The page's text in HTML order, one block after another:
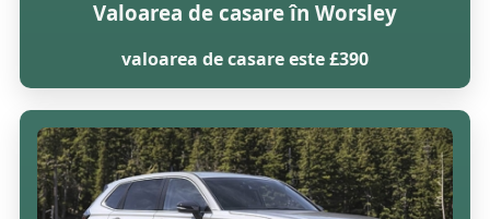
Valoarea de casare în Worsley
valoarea de casare este £390